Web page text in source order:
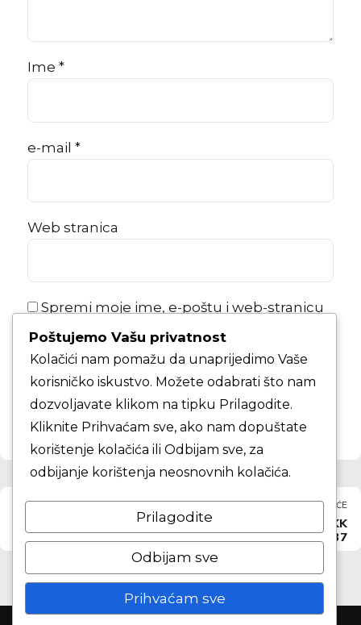
Ime *
e-mail *
Web stranica
Spremi moje ime, e-poštu i web-stranicu
u ovom internet pregledniku za sljedeći
put kada budem komentirao.
KOMENTAR ČLANKA
PRETHODNO
KK Maksimir protiv KK
Agens Univers
SLJEDEĆE
KK Zapad — KK
Zrinjevac 1937
Poštujemo Vašu privatnost
Kolačići nam pomažu da unaprijedimo Vaše
korisničko iskustvo. Možete odabrati što nam
dozvoljavate klikom na tipku Prilagodite.
Kliknite Prihvaćam sve, ako nam dopuštate
korištenje kolačića ili Odbijam sve, za
odbijanje korištenja neosnovnih kolačića.
Prilagodite
Odbijam sve
Prihvaćam sve